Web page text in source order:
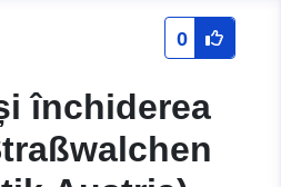
0
închiderea